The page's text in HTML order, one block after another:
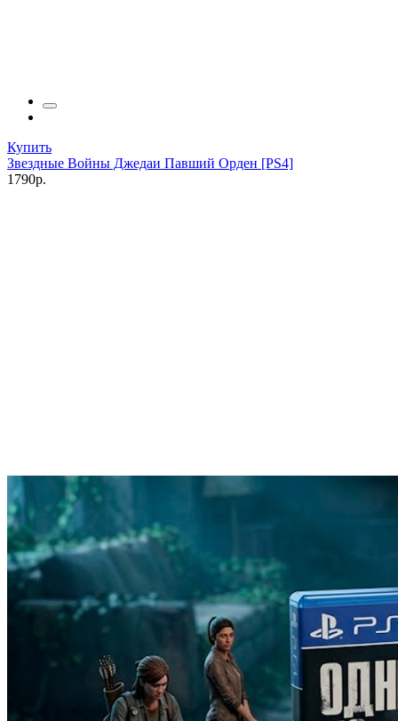
Купить
Звездные Войны Джедаи Павший Орден [PS4]
1790р.